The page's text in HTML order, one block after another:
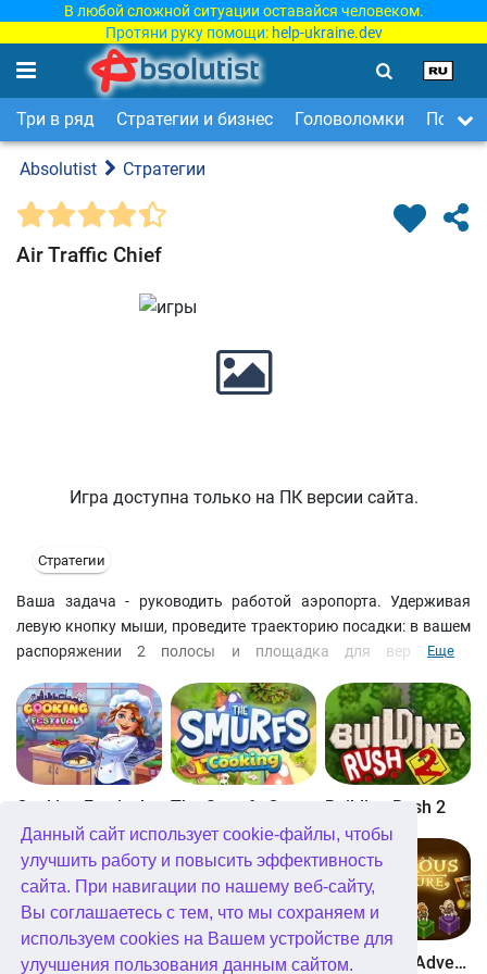
Данный сайт использует cookie-файлы, чтобы
улучшить работу и повысить эффективность
сайта. При навигации по нашему веб-сайту,
Вы соглашаетесь с тем, что мы сохраняем и
используем cookies на Вашем устройстве для
улучшения пользования данным сайтом.
В любой сложной ситуации оставайся человеком.
Протяни руку помощи: help-ukraine.dev
Три в ряд Стратегии и бизнес Головоломки Поиск
Absolutist Стратегии
Air Traffic Chief
Игра доступна только на ПК версии сайта.
Стратегии
Ваша задача - руководить работой аэропорта. Удерживая
левую кнопку мыши, проведите траекторию посадки: в вашем
распоряжении 2 полосы и площадка для вертолетов,
Force One вы контролировать не можете, поэтому
постарайтесь не допустить аварии, скорректировав курс
прочих бортов. Если самолеты сходятся слишком близко,
раздается сирена. Восклицательный знак у края поля
указывает, с какой стороны ожидать появления самолета.
Для лайнера Air Force One предусмотрен особый знак. Удачи!
Еще
Cooking Festival Building Rush 2
Boom Town Dangerous Adventure Dangerous Adventure 2